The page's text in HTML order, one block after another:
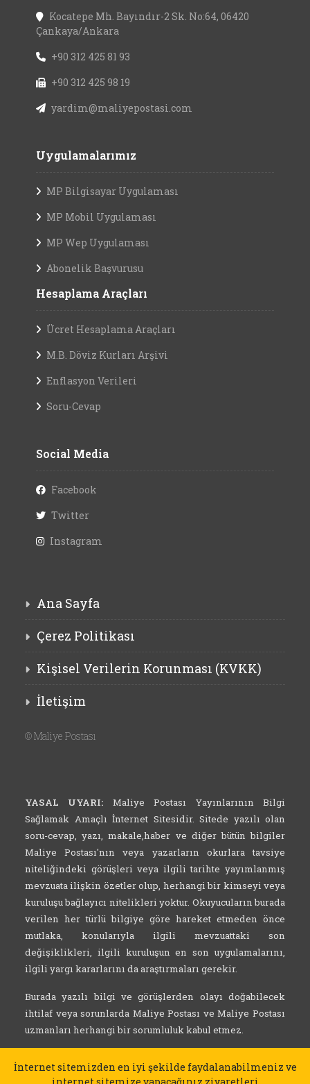
Kocatepe Mh. Bayındır-2 Sk. No:64, 06420
Çankaya/Ankara
+90 312 425 81 93
+90 312 425 98 19
yardim@maliyepostasi.com
Uygulamalarımız
MP Bilgisayar Uygulaması
MP Mobil Uygulaması
MP Wep Uygulaması
Abonelik Başvurusu
Hesaplama Araçları
Ücret Hesaplama Araçları
M.B. Döviz Kurları Arşivi
Enflasyon Verileri
Soru-Cevap
Social Media
Facebook
Twitter
Instagram
Ana Sayfa
Çerez Politikası
Kişisel Verilerin Korunması (KVKK)
İletişim
©Maliye Postası
YASAL UYARI: Maliye Postası Yayınlarının Bilgi
Sağlamak Amaçlı İnternet Sitesidir. Sitede yazılı olan
soru-cevap, yazı, makale,haber ve diğer bütün bilgiler
Maliye Postası'nın veya yazarların okurlara tavsiye
niteliğindeki görüşleri veya ilgili tarihte yayımlanmış
mevzuata ilişkin özetler olup, herhangi bir kimseyi veya
kuruluşu bağlayıcı nitelikleri yoktur. Okuyucuların burada
verilen her türlü bilgiye göre hareket etmeden önce
mutlaka, konularıyla ilgili mevzuattaki son
değişiklikleri, ilgili kuruluşun en son uygulamalarını,
ilgili yargı kararlarını da araştırmaları gerekir.
Burada yazılı bilgi ve görüşlerden olayı doğabilecek
ihtilaf veya sorunlarda Maliye Postası ve Maliye Postası
uzmanları herhangi bir sorumluluk kabul etmez.
İnternet sitemizden en iyi şekilde faydalanabilmeniz ve